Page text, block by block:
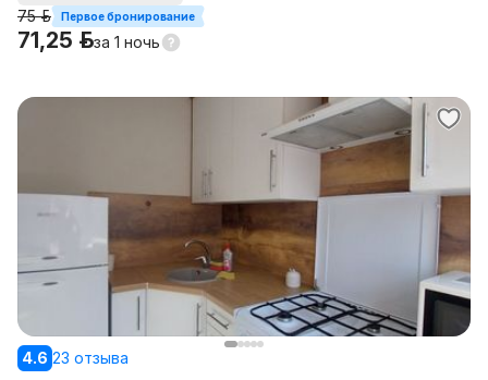
75 р.
Первое бронирование
71,25 р.за 1 ночь
4.6 23 отзыва